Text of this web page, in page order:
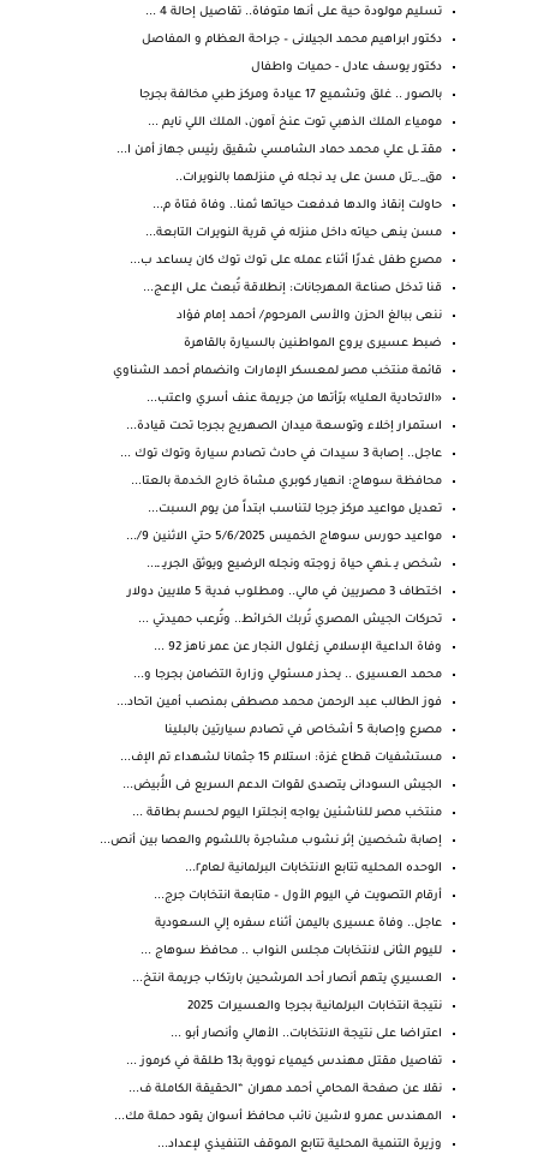
تسليم مولودة حية على أنها متوفاة.. تقاصيل إحالة 4 ...
دكتور ابراهيم محمد الجيلانى – جراحة العظام و المفاصل
دكتور يوسف عادل - حميات واطفال
بالصور .. غلق وتشميع 17 عيادة ومركز طبي مخالفة بجرجا
مومياء الملك الذهبي توت عنخ آمون، الملك اللي نايم ...
مقتـ ـل علي محمد حماد الشامسي شقيق رئيس جهاز أمن ا...
مق_._تل مسن على يد نجله في منزلهما بالنويرات..
حاولت إنقاذ والدها فدفعت حياتها ثمنا.. وفاة فتاة م...
مسن ينهى حياته داخل منزله في قرية النويرات التابعة...
مصرع طفل غدرًا أثناء عمله على توك توك كان يساعد ب...
قنا تدخل صناعة المهرجانات: إنطلاقة تُبعث على الإعج...
ننعى ببالغ الحزن والأسى المرحوم/ أحمد إمام فؤاد
ضبط عسيرى يروع المواطنين بالسيارة بالقاهرة
قائمة منتخب مصر لمعسكر الإمارات وانضمام أحمد الشناوي
«الاتحادية العليا» برّأتها من جريمة عنف أسري واعتب...
استمرار إخلاء وتوسعة ميدان الصهريج بجرجا تحت قيادة...
عاجل.. إصابة 3 سيدات في حادث تصادم سيارة وتوك توك ...
محافظة سوهاج: انهيار كوبري مشاة خارج الخدمة بالعتا...
تعديل مواعيد مركز جرجا لتناسب ابتداً من يوم السبت...
مواعيد حورس سوهاج الخميس 5/6/2025 حتي الاثنين 9/...
شخص يـ ـنهي حياة زوجته ونجله الرضيع ويوثق الجريـ ـ...
اختطاف 3 مصريين في مالي.. ومطلوب فدية 5 ملايين دولار
تحركات الجيش المصري تُربك الخرائط.. وتُرعب حميدتي ...
وفاة الداعية الإسلامي زغلول النجار عن عمر ناهز 92 ...
محمد العسيرى .. يحذر مسئولي وزارة التضامن بجرجا و...
فوز الطالب عبد الرحمن محمد مصطفى بمنصب أمين اتحاد...
مصرع وإصابة 5 أشخاص في تصادم سيارتين بالبلينا
مستشفيات قطاع غزة: استلام 15 جثمانا لشهداء تم الإف...
الجيش السودانى يتصدى لقوات الدعم السريع فى الأُبيض...
منتخب مصر للناشئين يواجه إنجلترا اليوم لحسم بطاقة ...
إصابة شخصين إثر نشوب مشاجرة باللشوم والعصا بين أنص...
الوحده المحليه تتابع الانتخابات البرلمانية لعام٢...
أرقام التصويت في اليوم الأول – متابعة انتخابات جرج...
عاجل.. وفاة عسيرى باليمن أثناء سفره إلي السعودية
لليوم الثانى لانتخابات مجلس النواب .. محافظ سوهاج ...
العسيري يتهم أنصار أحد المرشحين بارتكاب جريمة انتخ...
نتيجة انتخابات البرلمانية بجرجا والعسيرات 2025
اعتراضا على نتيجة الانتخابات.. الأهالي وأنصار أبو ...
تفاصيل مقتل مهندس كيمياء نووية بـ13 طلقة في كرموز ...
نقلا عن صفحة المحامي أحمد مهران “الحقيقة الكاملة ف...
المهندس عمرو لاشين نائب محافظ أسوان يقود حملة مك...
وزيرة التنمية المحلية تتابع الموقف التنفيذي لإعداد...